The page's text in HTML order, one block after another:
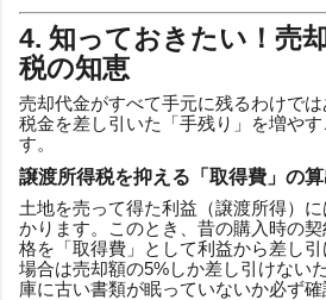
4. 知っておきたい！売
税の知恵
売却代金がすべて手元に残るわけで
税金を差し引いた「手残り」を増や
す。
譲渡所得税を抑える「取得費」の算
土地を売って得た利益（譲渡所得）
かります。このとき、昔の購入時の
格を「取得費」として利益から差し
場合は売却額の5%しか差し引けない
庫に古い書類が眠っていないか必ず確